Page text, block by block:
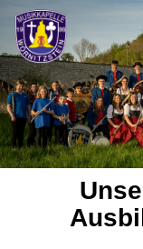
Zum
Inhalt
springen